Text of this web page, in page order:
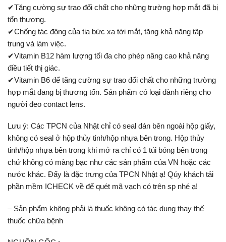
✔Tăng cường sự trao đổi chất cho những trường hợp mắt đã bị
tổn thương.
✔Chống tác động của tia bức xạ tới mắt, tăng khả năng tập
trung và làm việc.
✔Vitamin B12 hàm lượng tối đa cho phép nâng cao khả năng
điều tiết thị giác.
✔Vitamin B6 để tăng cường sự trao đổi chất cho những trường
hợp mắt đang bị thương tổn. Sản phẩm có loại dành riêng cho
người đeo contact lens.
Lưu ý: Các TPCN của Nhật chỉ có seal dán bên ngoài hộp giấy,
không có seal ở hộp thủy tinh/hộp nhựa bên trong. Hộp thủy
tinh/hộp nhựa bên trong khi mở ra chỉ có 1 túi bóng bên trong
chứ không có màng bạc như các sản phẩm của VN hoặc các
nước khác. Đấy là đặc trưng của TPCN Nhật ạ! Qúy khách tải
phần mềm ICHECK về để quét mã vạch có trên sp nhé ạ!
– Sản phẩm không phải là thuốc không có tác dụng thay thế
thuốc chữa bệnh